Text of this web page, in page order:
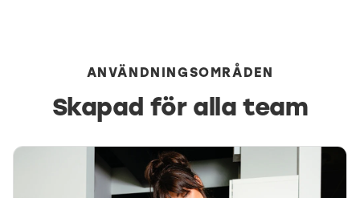
ANVÄNDNINGSOMRÅDEN
Skapad för alla team